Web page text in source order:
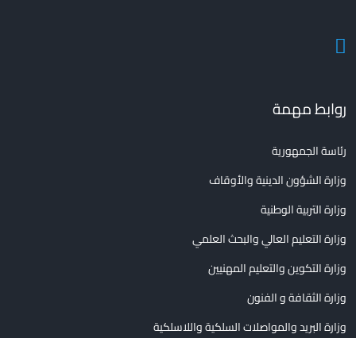
روابط مهمة
رئاسة الجمهورية
وزارة الشؤون الدينية والأوقاف
وزارة التربية الوطنية
وزارة التعليم العالي والبحث العلمي
وزارة التكوين والتعليم المهنيين
وزارة الثقافة و الفنون
وزارة البريد والمواصلات السلكية واللاسلكية